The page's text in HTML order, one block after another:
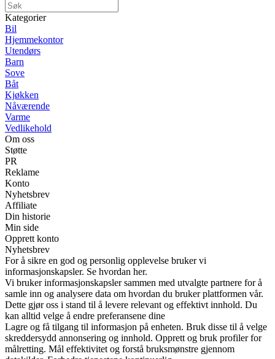
Kategorier
Bil
Hjemmekontor
Utendørs
Barn
Sove
Båt
Kjøkken
Nåværende
Varme
Vedlikehold
Om oss
Støtte
PR
Reklame
Konto
Nyhetsbrev
Affiliate
Din historie
Min side
Opprett konto
Nyhetsbrev
For å sikre en god og personlig opplevelse bruker vi
informasjonskapsler. Se hvordan her.
Vi bruker informasjonskapsler sammen med utvalgte partnere for å
samle inn og analysere data om hvordan du bruker plattformen vår.
Dette gjør oss i stand til å levere relevant og effektivt innhold. Du
kan alltid velge å endre preferansene dine
Lagre og få tilgang til informasjon på enheten. Bruk disse til å velge
skreddersydd annonsering og innhold. Opprett og bruk profiler for
målretting. Mål effektivitet og forstå bruksmønstre gjennom